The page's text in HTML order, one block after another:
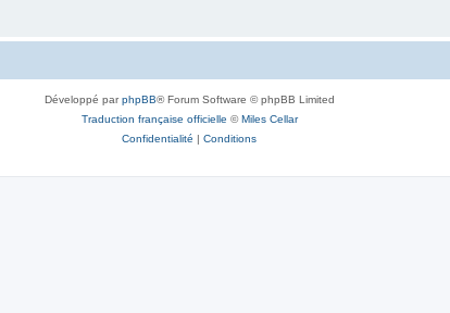
Développé parphpBB® Forum Software © phpBB Limited
Traduction française officielle ©Miles Cellar
Confidentialité | Conditions